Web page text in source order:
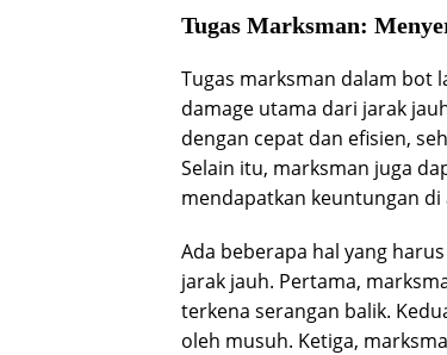
Tugas Marksman:
Tugas marksman dalam bot
damage utama dari jarak
dengan cepat dan efisien,
Selain itu, marksman juga
mendapatkan keuntungan di
Ada beberapa hal yang
jarak jauh. Pertama,
terkena serangan balik.
oleh musuh. Ketiga,